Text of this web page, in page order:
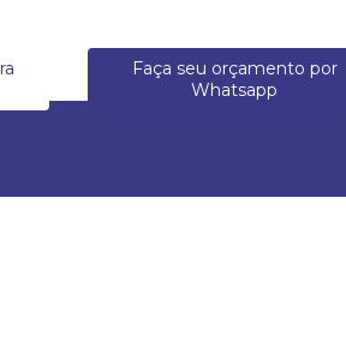
Faça seu orçamento por
Whatsapp